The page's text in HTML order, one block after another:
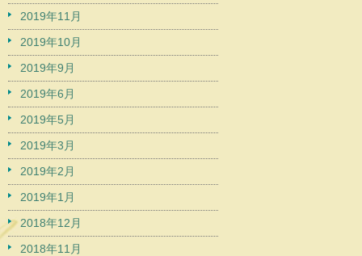
2019年11月
2019年10月
2019年9月
2019年6月
2019年5月
2019年3月
2019年2月
2019年1月
2018年12月
2018年11月